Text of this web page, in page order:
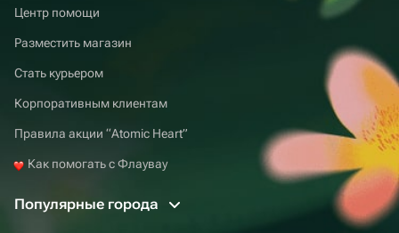
Центр помощи
Разместить магазин
Стать курьером
Корпоративным клиентам
Правила акции “Atomic Heart”
Как помогать с Флаувау
Популярные города